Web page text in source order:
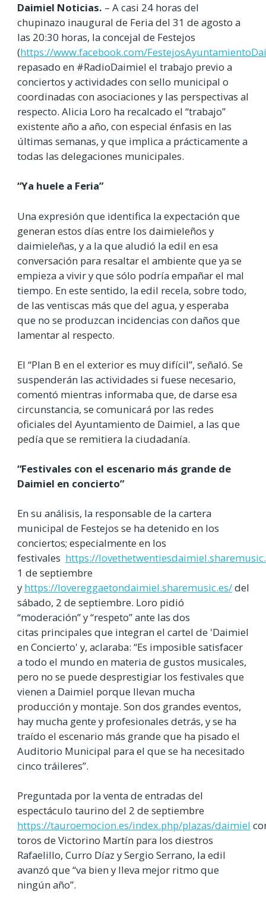
Daimiel Noticias. – A casi 24 horas del
chupinazo inaugural de Feria del 31 de agosto a
las 20:30 horas, la concejal de Festejos
(https://www.facebook.com/
repasado en #RadioDaimiel el trabajo previo a
conciertos y actividades con sello municipal o
coordinadas con asociaciones y las perspectivas al
respecto. Alicia Loro ha recalcado el “trabajo”
existente año a año, con especial énfasis en las
últimas semanas, y que implica a prácticamente a
todas las delegaciones municipales.
“Ya huele a Feria”
Una expresión que identifica la expectación que
generan estos días entre los daimieleños y
daimieleñas, y a la que aludió la edil en esa
conversación para resaltar el ambiente que ya se
empieza a vivir y que sólo podría empañar el mal
tiempo. En este sentido, la edil recela, sobre todo,
de las ventiscas más que del agua, y esperaba
que no se produzcan incidencias con daños que
lamentar al respecto.
El “Plan B en el exterior es muy difícil”, señaló. Se
suspenderán las actividades si fuese necesario,
comentó mientras informaba que, de darse esa
circunstancia, se comunicará por las redes
oficiales del Ayuntamiento de Daimiel, a las que
pedía que se remitiera la ciudadanía.
“Festivales con el escenario más grande de
Daimiel en concierto”
En su análisis, la responsable de la cartera
municipal de Festejos se ha detenido en los
conciertos; especialmente en los
festivales https://
1 de septiembre
y https://lovereggaetondaimiel.sharemusic.es/del
sábado, 2 de septiembre. Loro pidió
“moderación” y “respeto” ante las dos
citas principales que integran el cartel de 'Daimiel
en Concierto' y, aclaraba: “Es imposible satisfacer
a todo el mundo en materia de gustos musicales,
pero no se puede desprestigiar los festivales que
vienen a Daimiel porque llevan mucha
producción y montaje. Son dos grandes eventos,
hay mucha gente y profesionales detrás, y se ha
traído el escenario más grande que ha pisado el
Auditorio Municipal para el que se ha necesitado
cinco tráileres”.
Preguntada por la venta de entradas del
espectáculo taurino del 2 de septiembre
https://tauroemocion.es/index.php/plazas/daimiel
toros de Victorino Martín para los diestros
Rafaelillo, Curro Díaz y Sergio Serrano, la edil
avanzó que “va bien y lleva mejor ritmo que
ningún año”.